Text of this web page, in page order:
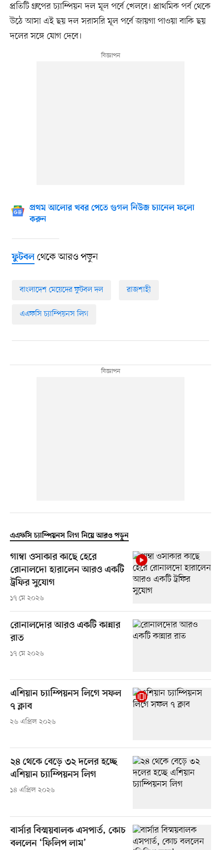
প্রতিটি গ্রুপের চ্যাম্পিয়ন দল মূল পর্বে খেলবে। প্রাথমিক পর্ব থেকে
উঠে আসা এই ছয় দল সরাসরি মূল পর্বে জায়গা পাওয়া বাকি ছয়
দলের সঙ্গে যোগ দেবে।
প্রথম আলোর খবর পেতে গুগল নিউজ চ্যানেল ফলো
করুন
ফুটবলথেকে আরও পড়ুন
বাংলাদেশ মেয়েদের ফুটবল দল রাজশাহী
এএফসি চ্যাম্পিয়নস লিগ
এএফসি চ্যাম্পিয়নস লিগ নিয়ে আরও পড়ুন
গাম্বা ওসাকার কাছে হেরে
রোনালদো হারালেন আরও একটি
ট্রফির সুযোগ
১৭ মে ২০২৬
রোনালদোর আরও একটি কান্নার
রাত
১৭ মে ২০২৬
এশিয়ান চ্যাম্পিয়নস লিগে সফল
৭ ক্লাব
২৬ এপ্রিল ২০২৬
২৪ থেকে বেড়ে ৩২ দলের হচ্ছে
এশিয়ান চ্যাম্পিয়নস লিগ
১৪ এপ্রিল ২০২৬
বার্সার বিস্ময়বালক এসপার্ত, কোচ
বললেন ‘ফিলিপ লাম’